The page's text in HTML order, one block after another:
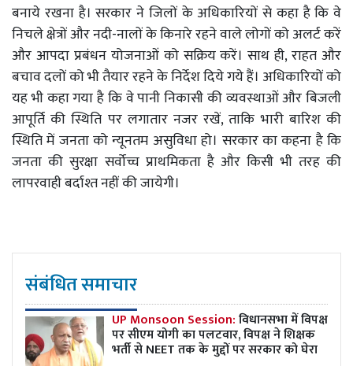
बनाये रखना है। सरकार ने जिलों के अधिकारियों से कहा है कि वे
निचले क्षेत्रों और नदी-नालों के किनारे रहने वाले लोगों को अलर्ट करें
और आपदा प्रबंधन योजनाओं को सक्रिय करें। साथ ही, राहत और
बचाव दलों को भी तैयार रहने के निर्देश दिये गये हैं। अधिकारियों को
यह भी कहा गया है कि वे पानी निकासी की व्यवस्थाओं और बिजली
आपूर्ति की स्थिति पर लगातार नजर रखें, ताकि भारी बारिश की
स्थिति में जनता को न्यूनतम असुविधा हो। सरकार का कहना है कि
जनता की सुरक्षा सर्वोच्च प्राथमिकता है और किसी भी तरह की
लापरवाही बर्दाश्त नहीं की जायेगी।
संबंधित समाचार
UP Monsoon Session:विधानसभा में विपक्ष
पर सीएम योगी का पलटवार, विपक्ष ने शिक्षक
भर्ती से NEET तक के मुद्दों पर सरकार को घेरा